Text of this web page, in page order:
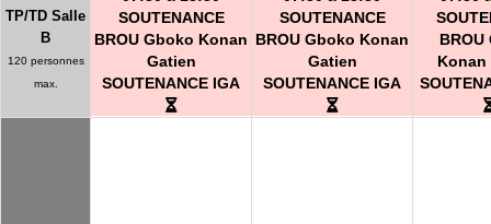
TP/TD Salle
B
120 personnes
max.
SOUTENANCE
BROU Gboko Konan
Gatien
SOUTENANCE IGA
SOUTENANCE
BROU Gboko Konan
Gatien
SOUTENANCE IGA
BROU
Konan